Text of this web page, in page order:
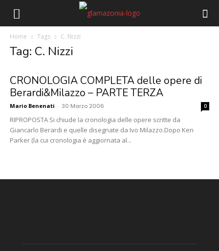
Home Tags C. Nizzi
Tag: C. Nizzi
CRONOLOGIA COMPLETA delle opere di
Berardi&Milazzo – PARTE TERZA
Mario Benenati - 30 Marzo 2006 0
RIPROPOSTA Si chiude la cronologia delle opere scritte da
Giancarlo Berardi e quelle disegnate da Ivo Milazzo.Dopo Ken
Parker (la cui cronologia è aggiornata al...